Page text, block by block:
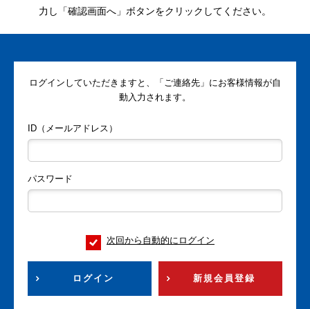
力し「確認画面へ」ボタンをクリックしてください。
ログインしていただきますと、「ご連絡先」にお客様情報が自
動入力されます。
ID（メールアドレス）
パスワード
次回から自動的にログイン
ログイン 新規会員登録